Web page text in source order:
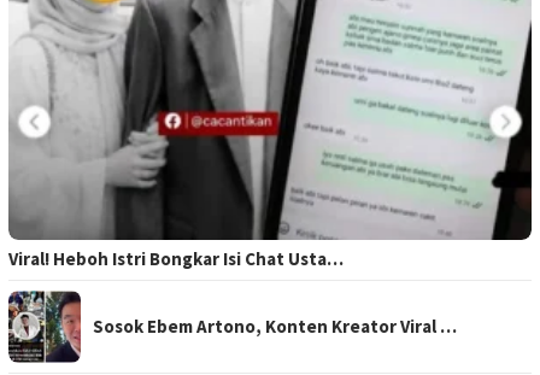
Viral! Heboh Istri Bongkar Isi Chat Usta…
Sosok Ebem Artono, Konten Kreator Viral …